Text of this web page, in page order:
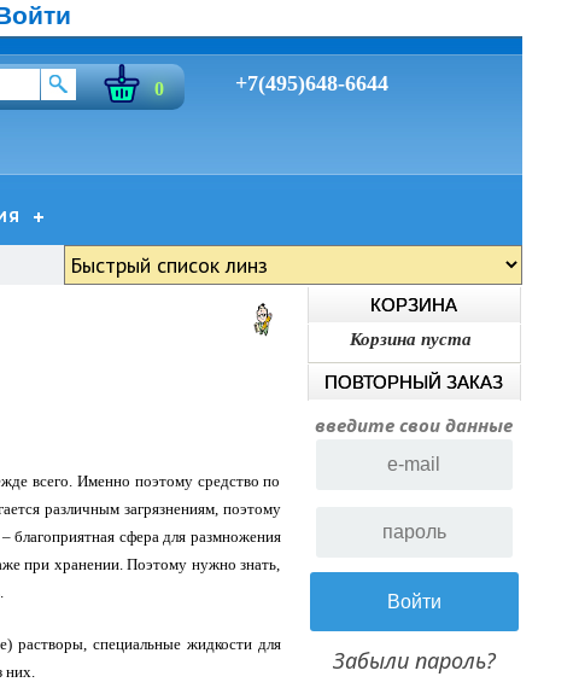
0 +7(495)648-6644
всего. Именно поэтому средство по
различным загрязнениям, поэтому
благоприятная сфера для размножения
при хранении. Поэтому нужно знать,
растворы, специальные жидкости для
них.
КОРЗИНА
Корзина пуста
ПОВТОРНЫЙ ЗАКАЗ
введите свои данные
Забыли пароль?